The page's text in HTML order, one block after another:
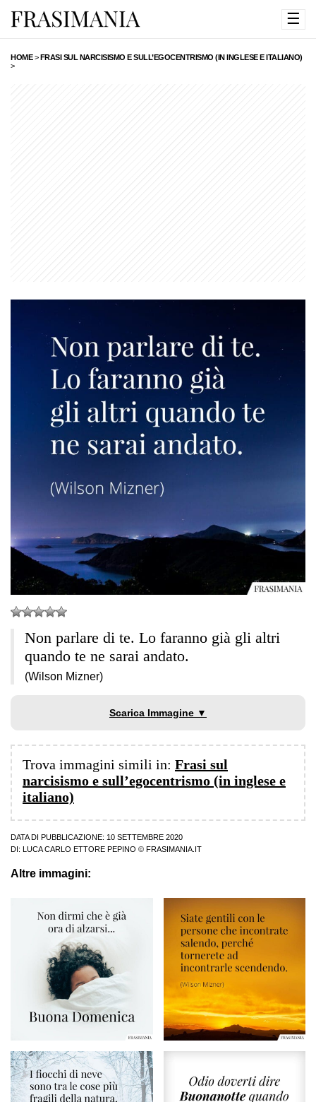
☰
HOME>FRASI SUL NARCISISMO E SULL’EGOCENTRISMO (IN INGLESE E ITALIANO)
>
Non parlare di te. Lo faranno già gli altri
quando te ne sarai andato.
(Wilson Mizner)
Scarica Immagine ▼
Trova immagini simili in: Frasi sul
narcisismo e sull’egocentrismo (in inglese e
italiano)
DATA DI PUBBLICAZIONE: 10 SETTEMBRE 2020
DI:
LUCA CARLO ETTORE PEPINO © FRASIMANIA.IT
Altre immagini: